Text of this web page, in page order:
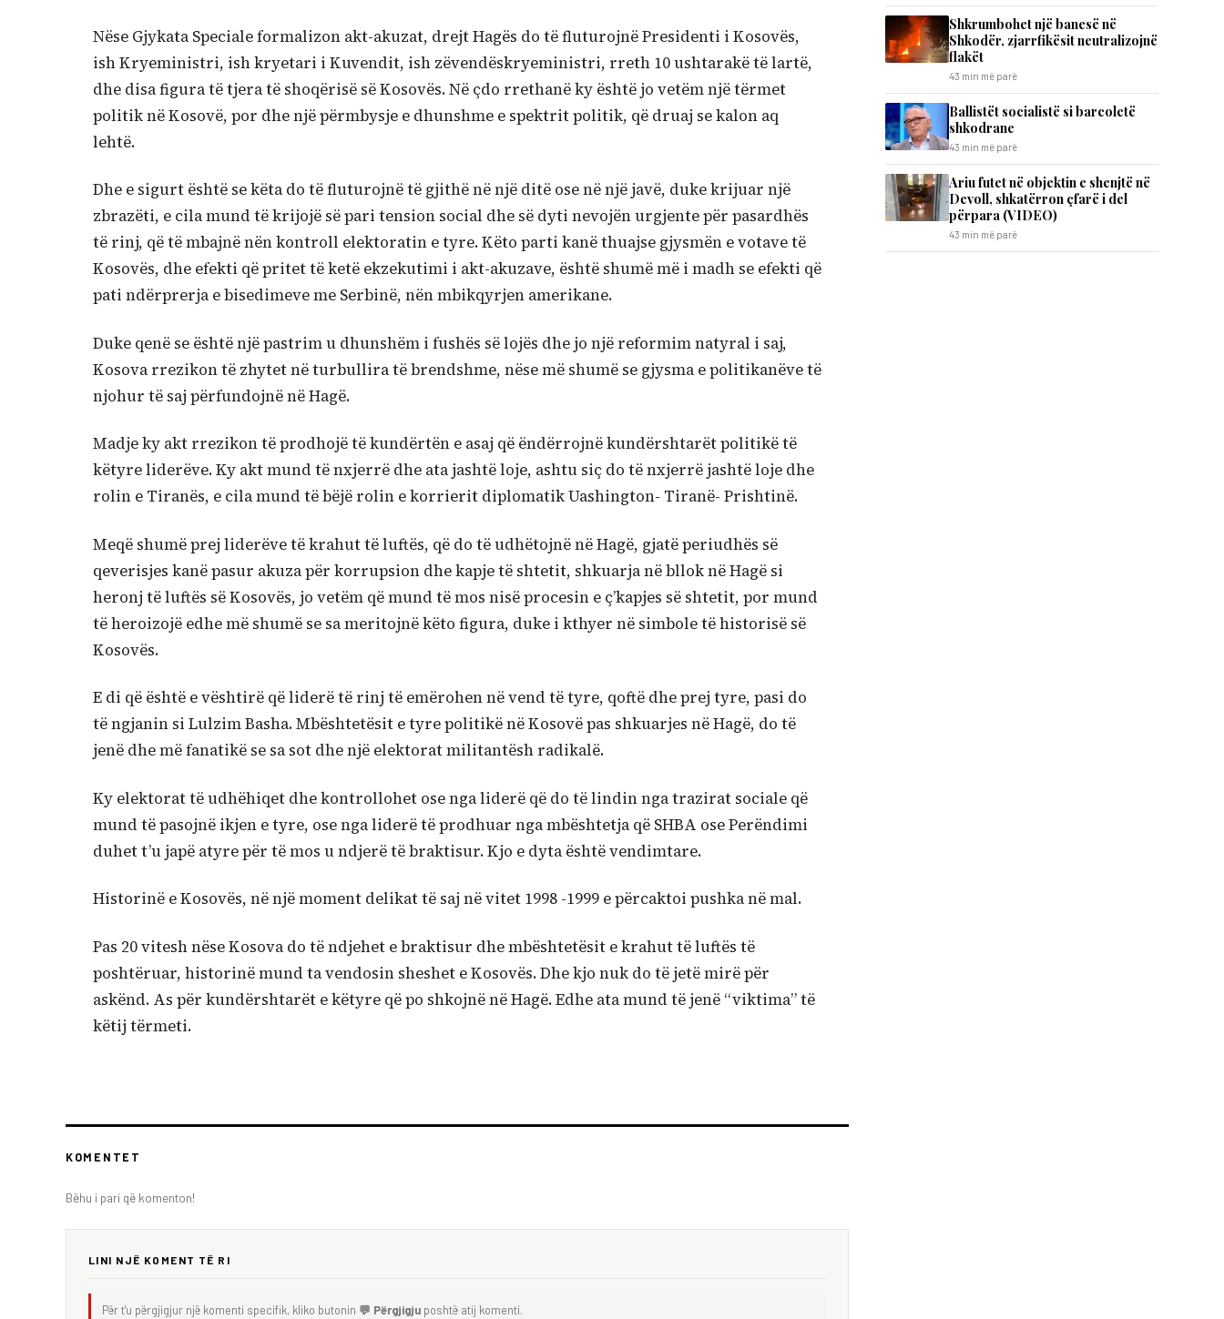
Nëse Gjykata Speciale formalizon akt-akuzat, drejt Hagës do të fluturojnë Presidenti i Kosovës,
ish Kryeministri, ish kryetari i Kuvendit, ish zëvendëskryeministri, rreth 10 ushtarakë të lartë,
dhe disa figura të tjera të shoqërisë së Kosovës. Në çdo rrethanë ky është jo vetëm një tërmet
politik në Kosovë, por dhe një përmbysje e dhunshme e spektrit politik, që druaj se kalon aq
lehtë.
Dhe e sigurt është se këta do të fluturojnë të gjithë në një ditë ose në një javë, duke krijuar një
zbrazëti, e cila mund të krijojë së pari tension social dhe së dyti nevojën urgjente për pasardhës
të rinj, që të mbajnë nën kontroll elektoratin e tyre. Këto parti kanë thuajse gjysmën e votave të
Kosovës, dhe efekti që pritet të ketë ekzekutimi i akt-akuzave, është shumë më i madh se efekti që
pati ndërprerja e bisedimeve me Serbinë, nën mbikqyrjen amerikane.
Duke qenë se është një pastrim u dhunshëm i fushës së lojës dhe jo një reformim natyral i saj,
Kosova rrezikon të zhytet në turbullira të brendshme, nëse më shumë se gjysma e politikanëve të
njohur të saj përfundojnë në Hagë.
Madje ky akt rrezikon të prodhojë të kundërtën e asaj që ëndërrojnë kundërshtarët politikë të
këtyre liderëve. Ky akt mund të nxjerrë dhe ata jashtë loje, ashtu siç do të nxjerrë jashtë loje dhe
rolin e Tiranës, e cila mund të bëjë rolin e korrierit diplomatik Uashington- Tiranë- Prishtinë.
Meqë shumë prej liderëve të krahut të luftës, që do të udhëtojnë në Hagë, gjatë periudhës së
qeverisjes kanë pasur akuza për korrupsion dhe kapje të shtetit, shkuarja në bllok në Hagë si
heronj të luftës së Kosovës, jo vetëm që mund të mos nisë procesin e ç’kapjes së shtetit, por mund
të heroizojë edhe më shumë se sa meritojnë këto figura, duke i kthyer në simbole të historisë së
Kosovës.
E di që është e vështirë që liderë të rinj të emërohen në vend të tyre, qoftë dhe prej tyre, pasi do
të ngjanin si Lulzim Basha. Mbështetësit e tyre politikë në Kosovë pas shkuarjes në Hagë, do të
jenë dhe më fanatikë se sa sot dhe një elektorat militantësh radikalë.
Ky elektorat të udhëhiqet dhe kontrollohet ose nga liderë që do të lindin nga trazirat sociale që
mund të pasojnë ikjen e tyre, ose nga liderë të prodhuar nga mbështetja që SHBA ose Perëndimi
duhet t’u japë atyre për të mos u ndjerë të braktisur. Kjo e dyta është vendimtare.
Historinë e Kosovës, në një moment delikat të saj në vitet 1998 -1999 e përcaktoi pushka në mal.
Pas 20 vitesh nëse Kosova do të ndjehet e braktisur dhe mbështetësit e krahut të luftës të
poshtëruar, historinë mund ta vendosin sheshet e Kosovës. Dhe kjo nuk do të jetë mirë për
askënd. As për kundërshtarët e këtyre që po shkojnë në Hagë. Edhe ata mund të jenë “viktima” të
këtij tërmeti.
KOMENTET
Bëhu i pari që komenton!
LINI NJË KOMENT TË RI
Për t'u përgjigjur një komenti specifik, kliko butonin 💬 Përgjigju poshtë atij komenti.
Shkrumbohet një banesë në
Shkodër, zjarrfikësit neutralizojnë
flakët
43 min më parë
Ballistët socialistë si barcoletë
shkodrane
43 min më parë
Ariu futet në objektin e shenjtë në
Devoll, shkatërron çfarë i del
përpara (VIDEO)
43 min më parë